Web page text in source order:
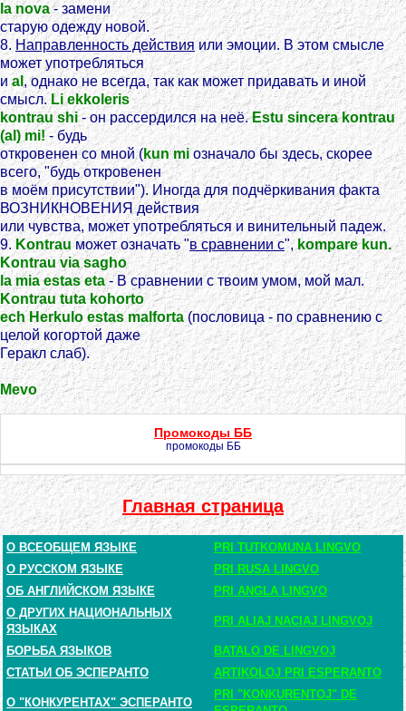
la nova- замени
старую одежду новой.
8.Направленность действияили эмоции. В этом смысле
может употребляться
иal , однако не всегда, так как может придавать и иной
смысл. Li ekkoleris
kontrau shi- он рассердился на неё.Estu sincera kontrau
(al) mi!- будь
откровенен со мной (kun mi означало бы здесь, скорее
всего, "будь откровенен
в моём присутствии"). Иногда для подчёркивания факта
ВОЗНИКНОВЕНИЯ действия
или чувства, может употребляться и винительный падеж.
9. Kontrau может означать "в сравнении с", kompare kun.
Kontrau via sagho
la mia estas eta- В сравнении с твоим умом, мой мал.
Kontrau tuta kohorto
ech Herkulo estas malforta(пословица - по сравнению с
целой когортой даже
Геракл слаб).
Mevo
Промокоды ББ
промокоды ББ
Главная страница
О ВСЕОБЩЕМ ЯЗЫКЕ
PRI TUTKOMUNA LINGVO
О РУССКОМ ЯЗЫКЕ
PRI RUSA LINGVO
ОБ АНГЛИЙСКОМ ЯЗЫКЕ
PRI ANGLA LINGVO
О ДРУГИХ НАЦИОНАЛЬНЫХ
ЯЗЫКАХ
PRI ALIAJ NACIAJ LINGVOJ
БОРЬБА ЯЗЫКОВ
BATALO DE LINGVOJ
СТАТЬИ ОБ ЭСПЕРАНТО
ARTIKOLOJ PRI ESPERANTO
О "КОНКУРЕНТАХ" ЭСПЕРАНТО
PRI "KONKURENTOJ" DE